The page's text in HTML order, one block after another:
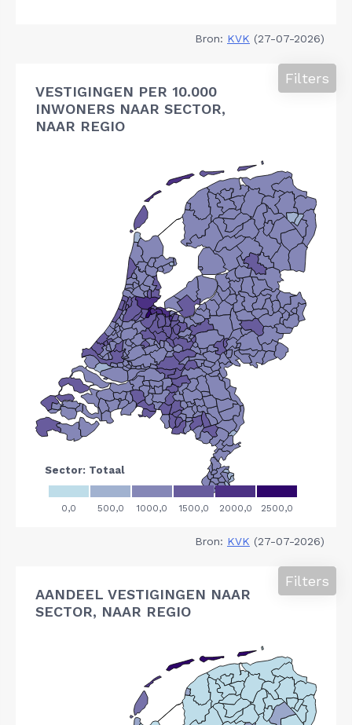
Bron: KVK (27-07-2026)
VESTIGINGEN PER 10.000
INWONERS NAAR SECTOR,
NAAR REGIO
Filters
Bron: KVK (27-07-2026)
AANDEEL VESTIGINGEN NAAR
SECTOR, NAAR REGIO
Filters